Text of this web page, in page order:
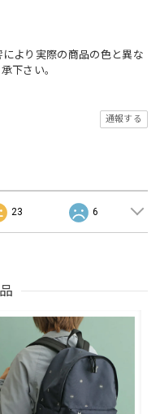
より実際の商品の色と異な
下さい。
通報する
23 6